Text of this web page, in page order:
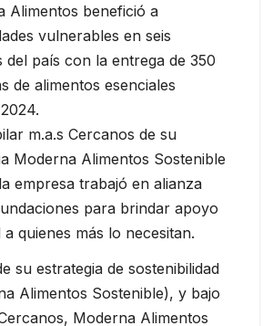
Alimentos benefició a
vulnerables en seis
del país con la entrega de 350
de alimentos esenciales
m.a.s Cercanos de su
Moderna Alimentos Sostenible
empresa trabajó en alianza
para brindar apoyo
a quienes más lo necesitan.
su estrategia de sostenibilidad
Alimentos Sostenible), y bajo
Moderna Alimentos